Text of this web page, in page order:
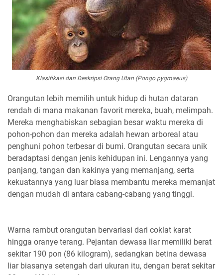
Klasifikasi dan Deskripsi Orang Utan (Pongo pygmaeus)
Orangutan lebih memilih untuk hidup di hutan dataran
rendah di mana makanan favorit mereka, buah, melimpah.
Mereka menghabiskan sebagian besar waktu mereka di
pohon-pohon dan mereka adalah hewan arboreal atau
penghuni pohon terbesar di bumi. Orangutan secara unik
beradaptasi dengan jenis kehidupan ini. Lengannya yang
panjang, tangan dan kakinya yang memanjang, serta
kekuatannya yang luar biasa membantu mereka memanjat
dengan mudah di antara cabang-cabang yang tinggi.
Warna rambut orangutan bervariasi dari coklat karat
hingga oranye terang. Pejantan dewasa liar memiliki berat
sekitar 190 pon (86 kilogram), sedangkan betina dewasa
liar biasanya setengah dari ukuran itu, dengan berat sekitar